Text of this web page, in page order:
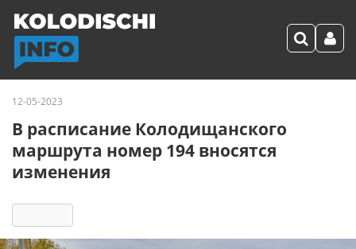
12-05-2023
В расписание Колодищанского
маршрута номер 194 вносятся
изменения